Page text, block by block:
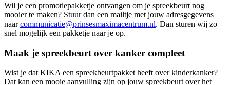
Wil je een promotiepakketje ontvangen om je spreekbeurt nog
mooier te maken? Stuur dan een mailtje met jouw adresgegevens
naarcommunicatie@prinsesmaximacentrum.nl. Dan sturen wij zo
snel mogelijk een pakketje naar je op.
Maak je spreekbeurt over kanker compleet
Wist je dat KIKA een spreekbeurtpakket heeft over kinderkanker?
Dat kan een mooie aanvulling zijn op jouw spreekbeurt over het